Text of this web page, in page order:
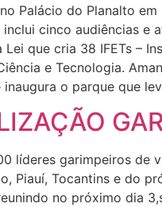
Palácio do Planalto
cinco audiências e
Lei que cria 38 IFETs –
e Tecnologia.
inaugura o parque que
líderes garimpeiros de
Piauí, Tocantins e do
no próximo dia